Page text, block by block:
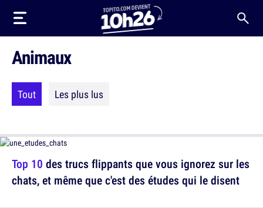
Animaux
Tout Les plus lus
Top 10 des trucs flippants que vous ignorez sur les
chats, et même que c'est des études qui le disent